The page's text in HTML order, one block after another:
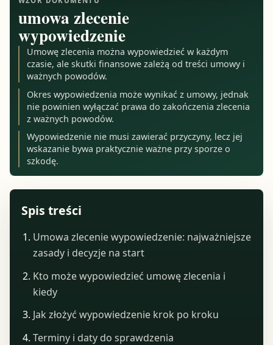
umowa zlecenie
wypowiedzenie
Umowę zlecenia można wypowiedzieć w każdym
czasie, ale skutki finansowe zależą od treści umowy i
ważnych powodów.
Okres wypowiedzenia może wynikać z umowy, jednak
nie powinien wyłączać prawa do zakończenia zlecenia
z ważnych powodów.
Wypowiedzenie nie musi zawierać przyczyny, lecz jej
wskazanie bywa praktycznie ważne przy sporze o
szkodę.
Spis treści
Umowa zlecenie wypowiedzenie: najważniejsze
zasady i decyzje na start
Kto może wypowiedzieć umowę zlecenia i
kiedy
Jak złożyć wypowiedzenie krok po kroku
Terminy i daty do sprawdzenia